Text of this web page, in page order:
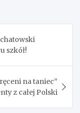
szkół!
na taniec”
z całej Polski